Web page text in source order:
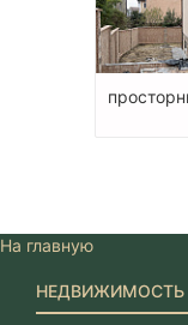
На главную
НЕДВИЖИМОСТЬ